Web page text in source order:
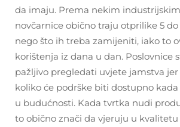
da imaju. Prema nekim
novčarnice obično traju otprilike 5
nego što ih treba zamijeniti, iako to
korištenja iz dana u dan. Poslovnice
pažljivo pregledati uvjete jamstva
koliko će podrške biti dostupno kada
u budućnosti. Kada tvrtka nudi
to obično znači da vjeruju u kvalitetu